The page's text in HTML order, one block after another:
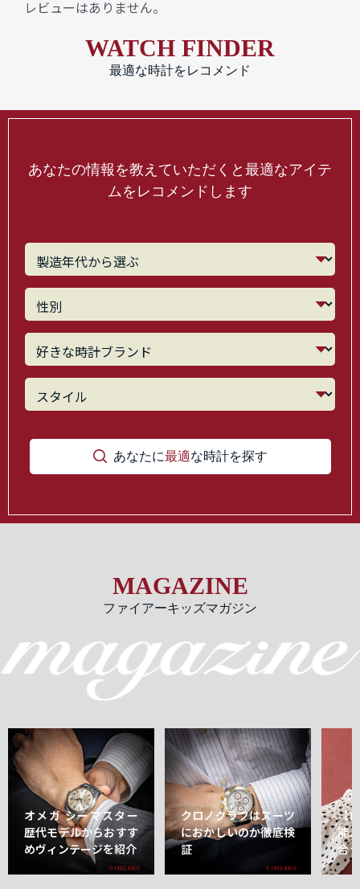
レビューはありません。
WATCH FINDER
最適な時計をレコメンド
あなたの情報を教えていただくと最適なアイテ
ムをレコメンドします
あなたに最適な時計を探す
MAGAZINE
ファイアーキッズマガジン
オメガ シーマスター
歴代モデルからおすす
めヴィンテージを紹介
クロノグラフはスーツ
におかしいのか徹底検
証
【
能
合